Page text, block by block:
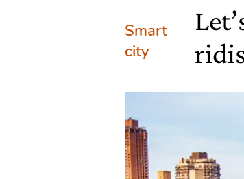
Smart
city